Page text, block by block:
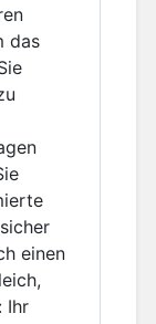
das
einen
Ihr